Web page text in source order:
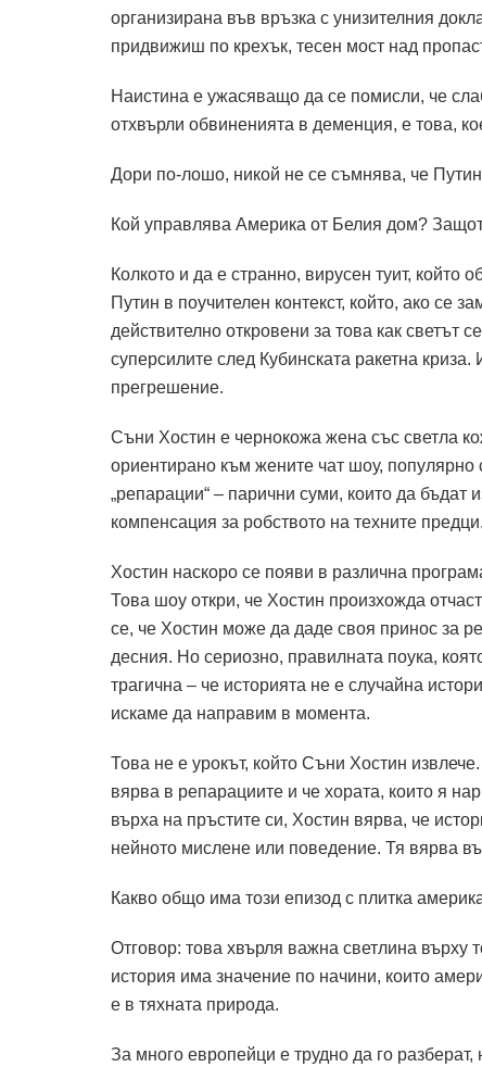
организирана във връзка с унизителния
придвижиш по крехък, тесен мост над
Наистина е ужасяващо да се помисли, че
отхвърли обвиненията в деменция, е това,
Дори по-лошо, никой не се съмнява, че
Кой управлява Америка от Белия дом?
Колкото и да е странно, вирусен туит, който
Путин в поучителен контекст, който, ако се
действително откровени за това как
суперсилите след Кубинската ракетна
прегрешение.
Съни Хостин е чернокожа жена със светла
ориентирано към жените чат шоу, популярно
„репарации“ – парични суми, които да бъдат
компенсация за робството на техните предци.
Хостин наскоро се появи в различна
Това шоу откри, че Хостин произхожда
се, че Хостин може да даде своя принос за
десния. Но сериозно, правилната поука,
трагична – че историята не е случайна
искаме да направим в момента.
Това не е урокът, който Съни Хостин
вярва в репарациите и че хората, които я
върха на пръстите си, Хостин вярва, че
нейното мислене или поведение. Тя вярва
Какво общо има този епизод с плитка
Отговор: това хвърля важна светлина върху
история има значение по начини, които
е в тяхната природа.
За много европейци е трудно да го